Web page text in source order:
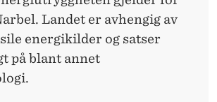
Landet er avhengig av
energikilder og satser
på blant annet